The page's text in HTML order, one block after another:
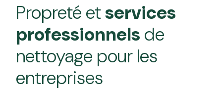
Propreté etservices
professionnels de
nettoyage pour les
entreprises